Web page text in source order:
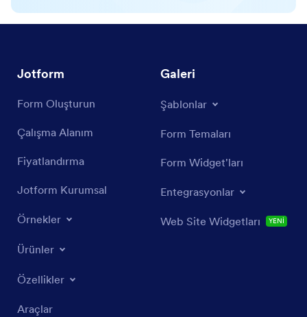
Jotform
Form Oluşturun
Çalışma Alanım
Fiyatlandırma
Jotform Kurumsal
Örnekler
Ürünler
Özellikler
Araçlar
Galeri
Şablonlar
Form Temaları
Form Widget'ları
Entegrasyonlar
Web Site Widgetları YENİ